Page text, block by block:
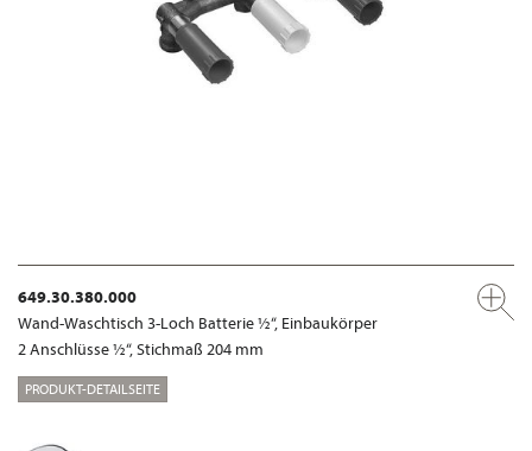
649.30.380.000
Wand-Waschtisch 3-Loch Batterie ½“, Einbaukörper
2 Anschlüsse ½“, Stichmaß 204 mm
PRODUKT-DETAILSEITE